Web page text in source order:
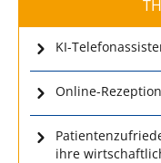
KI-
Online-
ihre